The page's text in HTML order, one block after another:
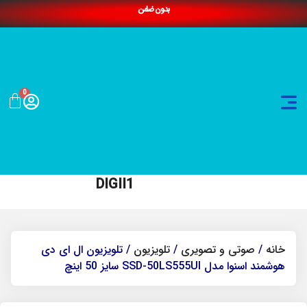
بدون ضامن
0
DIGII1
خانه / صوتی و تصویری / تلویزیون / تلویزیون ال ای دی
هوشمند اسنوا مدل SSD-50LS555UI سایز 50 اینچ